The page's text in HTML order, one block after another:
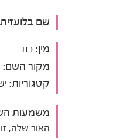
שם
מין: בת
מקור השם:
קטגוריות:
משמעות
האור שלה,